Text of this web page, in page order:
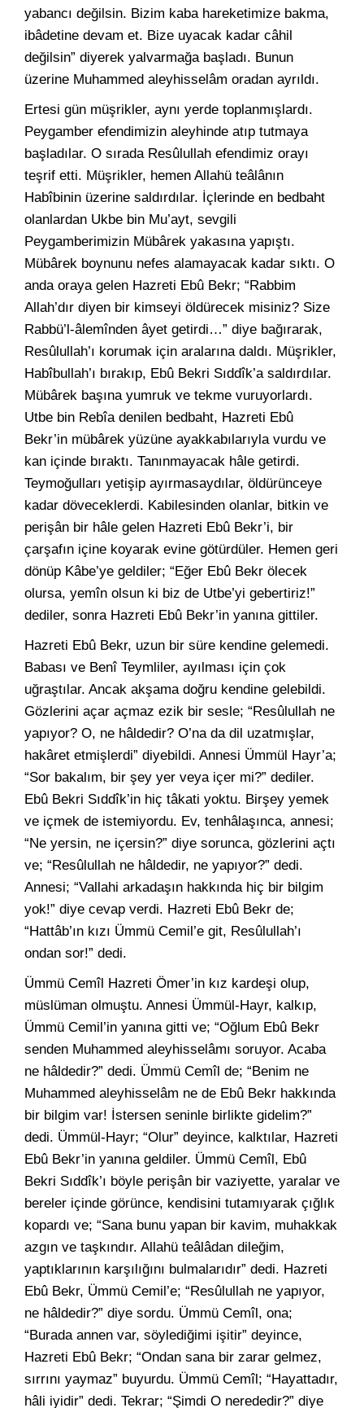
yabancı değilsin. Bizim kaba hareketimize bakma,
ibâdetine devam et. Bize uyacak kadar câhil
değilsin” diyerek yalvarmağa başladı. Bunun
üzerine Muhammed aleyhisselâm oradan ayrıldı.
Ertesi gün müşrikler, aynı yerde toplanmışlardı.
Peygamber efendimizin aleyhinde atıp tutmaya
başladılar. O sırada Resûlullah efendimiz orayı
teşrif etti. Müşrikler, hemen Allahü teâlânın
Habîbinin üzerine saldırdılar. İçlerinde en bedbaht
olanlardan Ukbe bin Mu’ayt, sevgili
Peygamberimizin Mübârek yakasına yapıştı.
Mübârek boynunu nefes alamayacak kadar sıktı. O
anda oraya gelen Hazreti Ebû Bekr; “Rabbim
Allah’dır diyen bir kimseyi öldürecek misiniz? Size
Rabbü’l-âlemînden âyet getirdi…” diye bağırarak,
Resûlullah’ı korumak için aralarına daldı. Müşrikler,
Habîbullah’ı bırakıp, Ebû Bekri Sıddîk’a saldırdılar.
Mübârek başına yumruk ve tekme vuruyorlardı.
Utbe bin Rebîa denilen bedbaht, Hazreti Ebû
Bekr’in mübârek yüzüne ayakkabılarıyla vurdu ve
kan içinde bıraktı. Tanınmayacak hâle getirdi.
Teymoğulları yetişip ayırmasaydılar, öldürünceye
kadar döveceklerdi. Kabilesinden olanlar, bitkin ve
perişân bir hâle gelen Hazreti Ebû Bekr’i, bir
çarşafın içine koyarak evine götürdüler. Hemen geri
dönüp Kâbe’ye geldiler; “Eğer Ebû Bekr ölecek
olursa, yemîn olsun ki biz de Utbe’yi gebertiriz!”
dediler, sonra Hazreti Ebû Bekr’in yanına gittiler.
Hazreti Ebû Bekr, uzun bir süre kendine gelemedi.
Babası ve Benî Teymliler, ayılması için çok
uğraştılar. Ancak akşama doğru kendine gelebildi.
Gözlerini açar açmaz ezik bir sesle; “Resûlullah ne
yapıyor? O, ne hâldedir? O’na da dil uzatmışlar,
hakâret etmişlerdi” diyebildi. Annesi Ümmül Hayr’a;
“Sor bakalım, bir şey yer veya içer mi?” dediler.
Ebû Bekri Sıddîk’in hiç tâkati yoktu. Birşey yemek
ve içmek de istemiyordu. Ev, tenhâlaşınca, annesi;
“Ne yersin, ne içersin?” diye sorunca, gözlerini açtı
ve; “Resûlullah ne hâldedir, ne yapıyor?” dedi.
Annesi; “Vallahi arkadaşın hakkında hiç bir bilgim
yok!” diye cevap verdi. Hazreti Ebû Bekr de;
“Hattâb’ın kızı Ümmü Cemil’e git, Resûlullah’ı
ondan sor!” dedi.
Ümmü Cemîl Hazreti Ömer’in kız kardeşi olup,
müslüman olmuştu. Annesi Ümmül-Hayr, kalkıp,
Ümmü Cemil’in yanına gitti ve; “Oğlum Ebû Bekr
senden Muhammed aleyhisselâmı soruyor. Acaba
ne hâldedir?” dedi. Ümmü Cemîl de; “Benim ne
Muhammed aleyhisselâm ne de Ebû Bekr hakkında
bir bilgim var! İstersen seninle birlikte gidelim?”
dedi. Ümmül-Hayr; “Olur” deyince, kalktılar, Hazreti
Ebû Bekr’in yanına geldiler. Ümmü Cemîl, Ebû
Bekri Sıddîk’ı böyle perişân bir vaziyette, yaralar ve
bereler içinde görünce, kendisini tutamıyarak çığlık
kopardı ve; “Sana bunu yapan bir kavim, muhakkak
azgın ve taşkındır. Allahü teâlâdan dileğim,
yaptıklarının karşılığını bulmalarıdır” dedi. Hazreti
Ebû Bekr, Ümmü Cemil’e; “Resûlullah ne yapıyor,
ne hâldedir?” diye sordu. Ümmü Cemîl, ona;
“Burada annen var, söylediğimi işitir” deyince,
Hazreti Ebû Bekr; “Ondan sana bir zarar gelmez,
sırrını yaymaz” buyurdu. Ümmü Cemîl; “Hayattadır,
hâli iyidir” dedi. Tekrar; “Şimdi O nerededir?” diye